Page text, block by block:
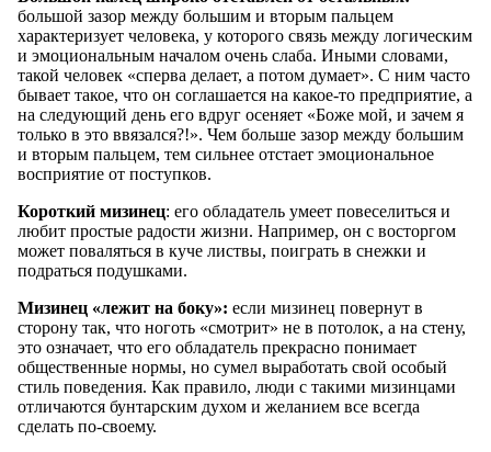
большой зазор между большим и вторым пальцем
характеризует человека, у которого связь между логическим
и эмоциональным началом очень слаба. Иными словами,
такой человек «сперва делает, а потом думает». С ним часто
бывает такое, что он соглашается на какое-то предприятие, а
на следующий день его вдруг осеняет «Боже мой, и зачем я
только в это ввязался?!». Чем больше зазор между большим
и вторым пальцем, тем сильнее отстает эмоциональное
восприятие от поступков.
Короткий мизинец: его обладатель умеет повеселиться и
любит простые радости жизни. Например, он с восторгом
может поваляться в куче листвы, поиграть в снежки и
подраться подушками.
Мизинец «лежит на боку»: если мизинец повернут в
сторону так, что ноготь «смотрит» не в потолок, а на стену,
это означает, что его обладатель прекрасно понимает
общественные нормы, но сумел выработать свой особый
стиль поведения. Как правило, люди с такими мизинцами
отличаются бунтарским духом и желанием все всегда
сделать по-своему.